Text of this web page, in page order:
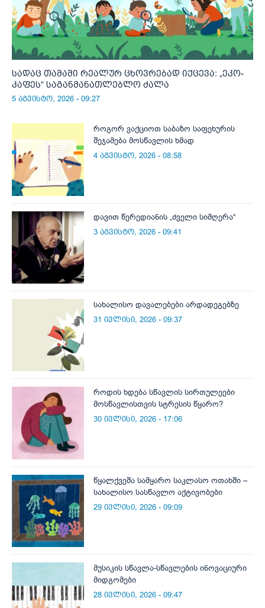
სადაც თამაში რეალურ ცხოვრებად იქცევა: „ეკო-
კაფეს“ საგანმანათლებლო ძალა
5 აგვისტო, 2026 - 09:27
როგორ ვაქციოთ საბაზო საფეხურის
შეჯამება მოსწავლის ხმად
4 აგვისტო, 2026 - 08:58
დავით წერედიანის „ძველი სიმღერა“
3 აგვისტო, 2026 - 09:41
სახალისო დავალებები არდადეგებზე
31 ივლისი, 2026 - 09:37
როდის ხდება სწავლის სირთულეები
მოსწავლისთვის სტრესის წყარო?
30 ივლისი, 2026 - 17:06
წყალქვეშა სამყარო საკლასო ოთახში –
სახალისო სასწავლო აქტივობები
29 ივლისი, 2026 - 09:09
მუსიკის სწავლა-სწავლების ინოვაციური
მიდგომები
28 ივლისი, 2026 - 09:47